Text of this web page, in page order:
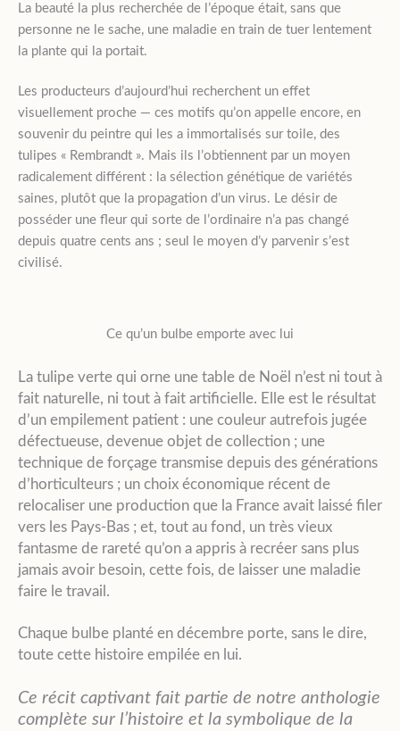
La beauté la plus recherchée de l’époque était, sans que
personne ne le sache, une maladie en train de tuer lentement
la plante qui la portait.
Les producteurs d’aujourd’hui recherchent un effet
visuellement proche — ces motifs qu’on appelle encore, en
souvenir du peintre qui les a immortalisés sur toile, des
tulipes « Rembrandt ». Mais ils l’obtiennent par un moyen
radicalement différent : la sélection génétique de variétés
saines, plutôt que la propagation d’un virus. Le désir de
posséder une fleur qui sorte de l’ordinaire n’a pas changé
depuis quatre cents ans ; seul le moyen d’y parvenir s’est
civilisé.
Ce qu’un bulbe emporte avec lui
La tulipe verte qui orne une table de Noël n’est ni tout à
fait naturelle, ni tout à fait artificielle. Elle est le résultat
d’un empilement patient : une couleur autrefois jugée
défectueuse, devenue objet de collection ; une
technique de forçage transmise depuis des générations
d’horticulteurs ; un choix économique récent de
relocaliser une production que la France avait laissé filer
vers les Pays-Bas ; et, tout au fond, un très vieux
fantasme de rareté qu’on a appris à recréer sans plus
jamais avoir besoin, cette fois, de laisser une maladie
faire le travail.
Chaque bulbe planté en décembre porte, sans le dire,
toute cette histoire empilée en lui.
Ce récit captivant fait partie de notre anthologie
complète sur l’histoire et la symbolique de la